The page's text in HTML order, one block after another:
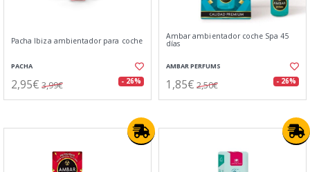
Pacha Ibiza ambientador para coche
PACHA
2,95€ 3,99€ - 26%
Ambar ambientador coche Spa 45
días
AMBAR PERFUMS
1,85€ 2,50€ - 26%